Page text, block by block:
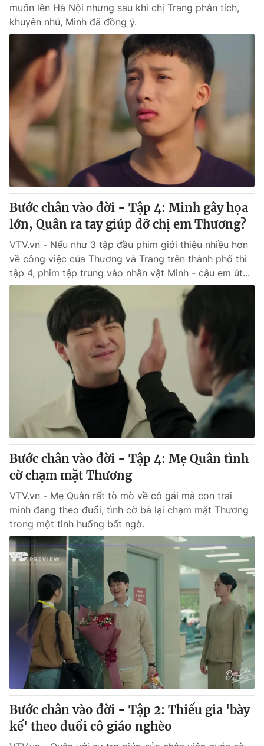
Phó Tổng Biên tập: Nguyễn Thị Mỹ Hạnh, Phạm Quốc Thắng,
Nguyễn Trọng Ninh
Tổng đài VTV:024.38 355 931 - 024.38 355 932
Ðiện thoại Thời báo VTV: 024.66 897 897
Email:toasoan@vtv.vn
Liên hệ quảng cáo:
024-7300.7108
® Cấm sao chép dưới mọi hình thức nếu không có sự chấp
thuận bằng văn bản. Ghi rõ nguồn VTV.vn khi phát hành lại
thông tin từ website này.
muốn lên Hà Nội nhưng sau khi chị Trang phân tích,
khuyên nhủ, Minh đã đồng ý.
Bước chân vào đời - Tập 4: Minh gây họa
lớn, Quân ra tay giúp đỡ chị em Thương?
VTV.vn - Nếu như 3 tập đầu phim giới thiệu nhiều hơn
về công việc của Thương và Trang trên thành phố thì
tập 4, phim tập trung vào nhân vật Minh - cậu em út...
Bước chân vào đời - Tập 4: Mẹ Quân tình
cờ chạm mặt Thương
VTV.vn - Mẹ Quân rất tò mò về cô gái mà con trai
mình đang theo đuổi, tình cờ bà lại chạm mặt Thương
trong một tình huống bất ngờ.
Bước chân vào đời - Tập 2: Thiếu gia 'bày
kế' theo đuổi cô giáo nghèo